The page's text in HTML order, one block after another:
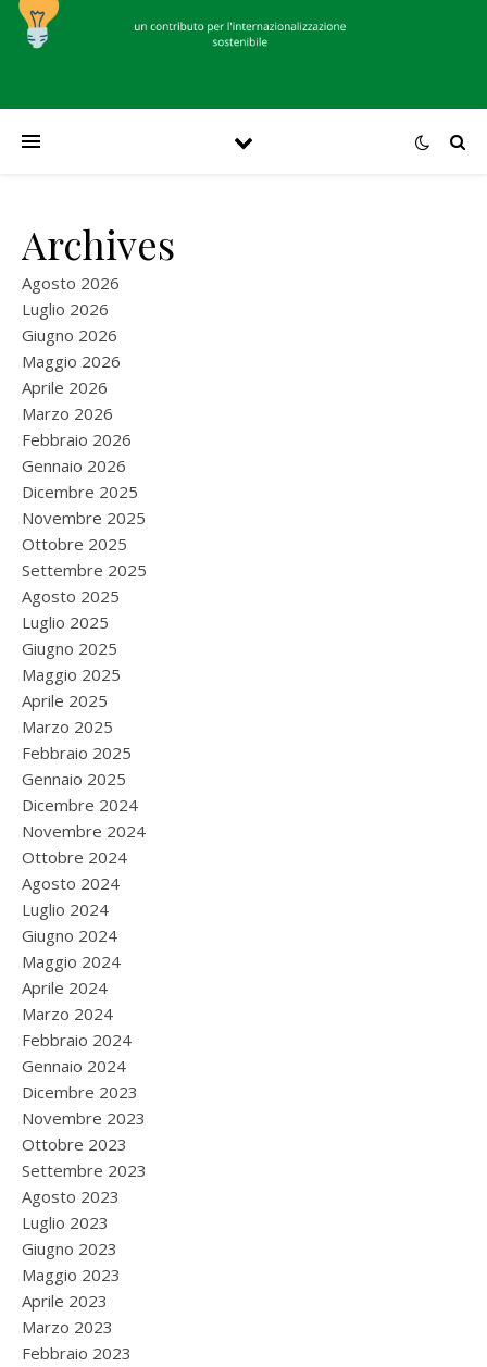
Archives
Agosto 2026
Luglio 2026
Giugno 2026
Maggio 2026
Aprile 2026
Marzo 2026
Febbraio 2026
Gennaio 2026
Dicembre 2025
Novembre 2025
Ottobre 2025
Settembre 2025
Agosto 2025
Luglio 2025
Giugno 2025
Maggio 2025
Aprile 2025
Marzo 2025
Febbraio 2025
Gennaio 2025
Dicembre 2024
Novembre 2024
Ottobre 2024
Agosto 2024
Luglio 2024
Giugno 2024
Maggio 2024
Aprile 2024
Marzo 2024
Febbraio 2024
Gennaio 2024
Dicembre 2023
Novembre 2023
Ottobre 2023
Settembre 2023
Agosto 2023
Luglio 2023
Giugno 2023
Maggio 2023
Aprile 2023
Marzo 2023
Febbraio 2023